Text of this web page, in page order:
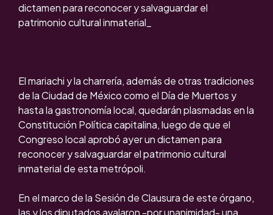
dictamen para reconocer y salvaguardar el
patrimonio cultural inmaterial_
El mariachi y la charrería, además de otras tradiciones
de la Ciudad de México como el Día de Muertos y
hasta la gastronomía local, quedarán plasmadas en la
Constitución Política capitalina, luego de que el
Congreso local aprobó ayer un dictamen para
reconocer y salvaguardar el patrimonio cultural
inmaterial de esta metrópoli.
En el marco de la Sesión de Clausura de este órgano,
las y los diputados avalaron -por unanimidad- una